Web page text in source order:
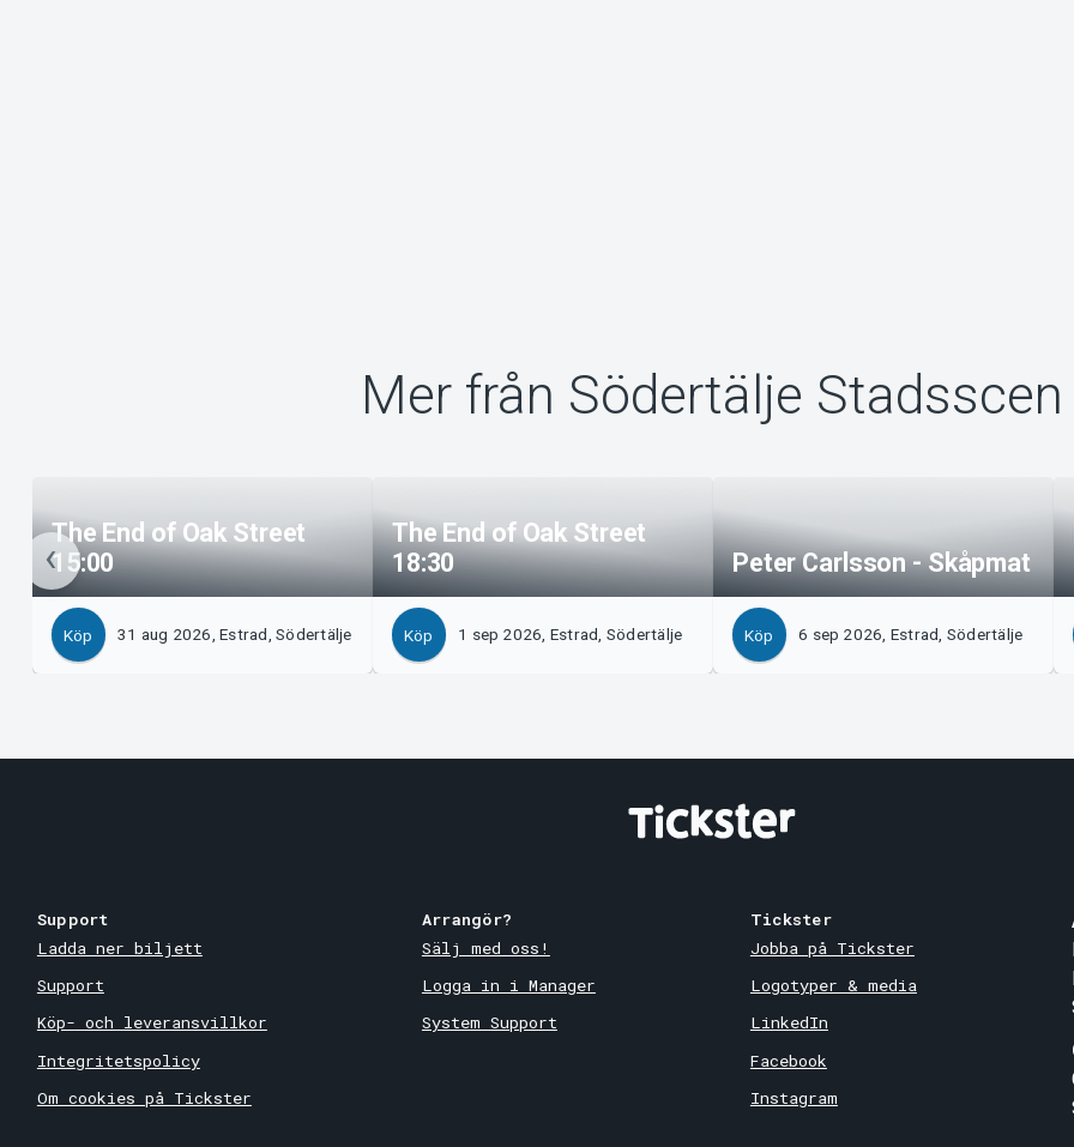
Mer från Södertälje Stadsscen
The End of Oak Street
15:00
Köp 31 aug 2026, Estrad, Södertälje
The End of Oak Street
18:30
Köp 1 sep 2026, Estrad, Södertälje
Peter Carlsson - Skåpmat
Köp 6 sep 2026, Estrad, Södertälje
Support
Ladda ner biljett
Support
Köp- och leveransvillkor
Integritetspolicy
Om cookies på Tickster
Arrangör?
Sälj med oss!
Logga in i Manager
System Support
Tickster
Jobba på Tickster
Logotyper & media
LinkedIn
Facebook
Instagram